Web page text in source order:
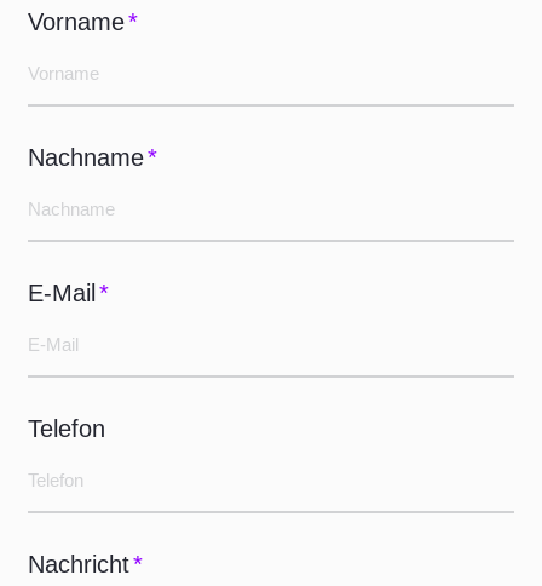
Vorname*
Nachname*
E-Mail *
Telefon
Nachricht*